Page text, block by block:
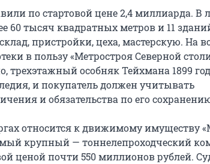
по стартовой цене 2,4 миллиарда. В
60 тысяч квадратных метров и 11
пристройки, цеха, мастерскую. На
в пользу «Метростроя Северной
трехэтажный особняк Тейхмана 1899
и покупатель должен учитывать
и обязательства по его
относится к движимому имуществу
крупный — тоннелепроходческий
ценой почти 550 миллионов рублей.